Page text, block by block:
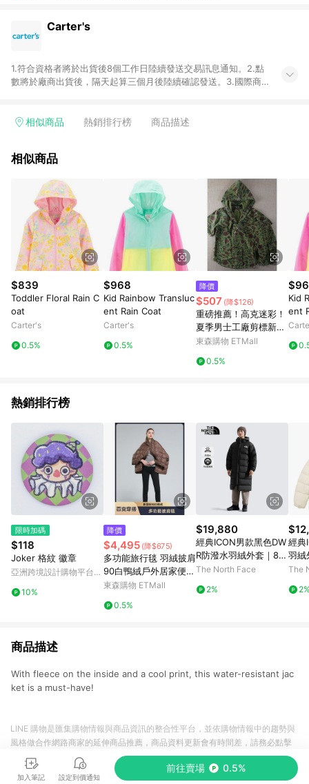
Carter's
1.符合資格者將於出貨後8個工作日陸續發送交易訊息通知。2.點
數將於廠商出貨後，隔天起算三個月後陸續確認發送。3.國際商
使用未授權優惠碼不符合贈點資格。6.點數發送依據及返點上限
商品加總金額），亦即點數回饋計算並非以Carter's實際購買商品
分運費或稅金，可返點金額將以系統回傳金額為準 8. 若於商家
App下單，不符合LINE購物導購資格。
相似商品 熱銷排行榜 商品描述
相似商品
$839
Toddler Floral Rain C
oat
Carter's
0.5%
$968
Kid Rainbow Transluc
ent Rain Coat
Carter's
0.5%
降價
$507 (降$126)
重磅推薦！高克迷彩！
夏季男士工廠剪標新款
多口袋工裝短褲夾克潮
東森購物 ETMall
0.5%
Kid
ent
熱銷排行榜
限時加碼
$118
Joker 格紋 徽章
亞洲跨境設計購物平台
10%
降價
$4,495 (降$675)
多功能旅行毯 羽絨披肩
90白鴨絨戶外居家便攜
防寒應急保暖羽絨毯
東森購物 ETMall
0.5%
$19,880
經典ICON男款黑色DW
R防潑水羽絨外套｜83
2JGOE
The North Face
2%
經典
羽絨
The
商品描述
With fleece on the inside and a cool print, this water-resistant jac
ket is a must-have!
加入筆記 設定到價通知
前往賣場 0.5%
LINE 購物是匯集購物情報與商品資訊的整合性平台，並依購物情報中的趨勢與
風格做合作網路商家的延伸商品推薦，商品資料更新會有時間差，請務必點擊
商品至各合作網路商家，確認現售價與購物條件，一切資訊以合作廠商網頁為
準。